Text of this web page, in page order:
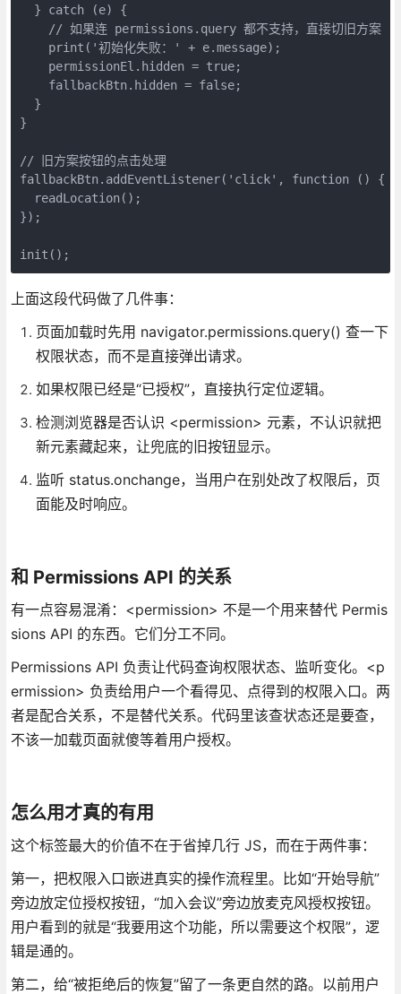
  } catch (e) {
    // 如果连 permissions.query 都不支持，直接切旧方案
    print('初始化失败：' + e.message);
    permissionEl.hidden = true;
    fallbackBtn.hidden = false;
  }
}
// 旧方案按钮的点击处理
fallbackBtn.addEventListener('click', function () {
  readLocation();
});
init();
上面这段代码做了几件事：
页面加载时先用 navigator.permissions.query() 查一下
权限状态，而不是直接弹出请求。
如果权限已经是“已授权”，直接执行定位逻辑。
检测浏览器是否认识 <permission> 元素，不认识就把
新元素藏起来，让兜底的旧按钮显示。
监听 status.onchange，当用户在别处改了权限后，页
面能及时响应。
和 Permissions API 的关系
有一点容易混淆：<permission> 不是一个用来替代 Permis
sions API 的东西。它们分工不同。
Permissions API 负责让代码查询权限状态、监听变化。<p
ermission> 负责给用户一个看得见、点得到的权限入口。两
者是配合关系，不是替代关系。代码里该查状态还是要查，
不该一加载页面就傻等着用户授权。
怎么用才真的有用
这个标签最大的价值不在于省掉几行 JS，而在于两件事：
第一，把权限入口嵌进真实的操作流程里。比如“开始导航”
旁边放定位授权按钮，“加入会议”旁边放麦克风授权按钮。
用户看到的就是“我要用这个功能，所以需要这个权限”，逻
辑是通的。
第二，给“被拒绝后的恢复”留了一条更自然的路。以前用户